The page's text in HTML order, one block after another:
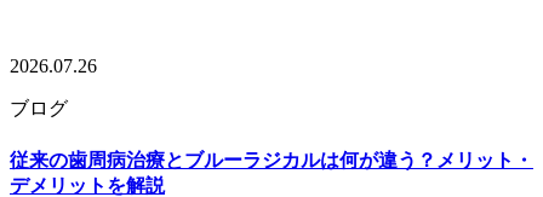
2026.07.26
ブログ
従来の歯周病治療とブルーラジカルは何が違う？メリット・
デメリットを解説